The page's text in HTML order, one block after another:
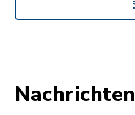
Nachrichten